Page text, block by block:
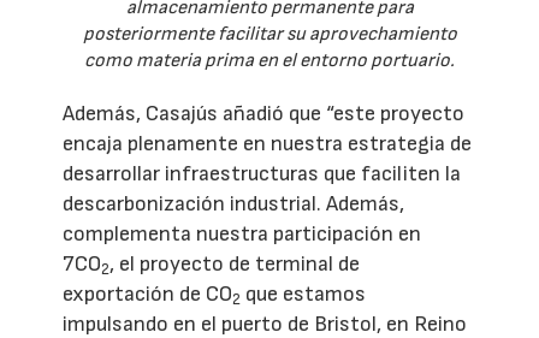
almacenamiento permanente para
posteriormente facilitar su aprovechamiento
como materia prima en el entorno portuario.
Además, Casajús añadió que “este proyecto
encaja plenamente en nuestra estrategia de
desarrollar infraestructuras que faciliten la
descarbonización industrial. Además,
complementa nuestra participación en
7CO2, el proyecto de terminal de
exportación de CO2 que estamos
impulsando en el puerto de Bristol, en Reino